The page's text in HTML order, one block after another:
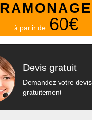
RAMONAGE
à partir de 60€
Devis gratuit
Demandez votre devis
gratuitement